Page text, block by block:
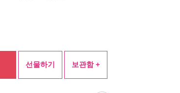
선물하기 보관함 +